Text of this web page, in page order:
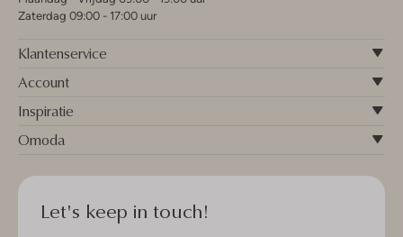
Zaterdag 09:00 - 17:00 uur
Klantenservice
Account
Inspiratie
Omoda
Let's keep in touch!